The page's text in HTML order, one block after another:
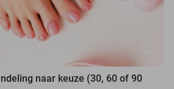
naar keuze (30, 60 of 90